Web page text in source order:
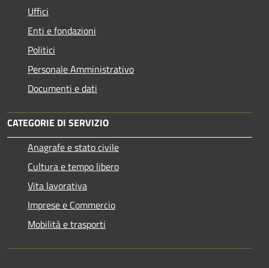
Uffici
Enti e fondazioni
Politici
Personale Amministrativo
Documenti e dati
CATEGORIE DI SERVIZIO
Anagrafe e stato civile
Cultura e tempo libero
Vita lavorativa
Imprese e Commercio
Mobilità e trasporti